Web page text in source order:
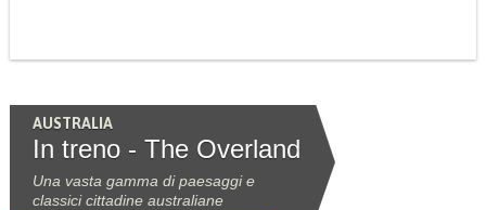
AUSTRALIA
In treno - The Overland
Una vasta gamma di paesaggi e
classici cittadine australiane